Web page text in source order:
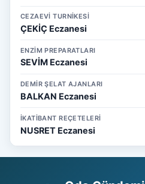
CEZAEVİ TURNİKESİ
ÇEKİÇ Eczanesi
ENZİM PREPARATLARI
SEVİM Eczanesi
DEMİR ŞELAT AJANLARI
BALKAN Eczanesi
İKATİBANT REÇETELERİ
NUSRET Eczanesi